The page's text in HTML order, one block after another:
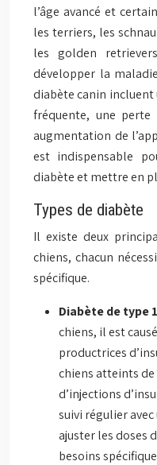
l’âge avancé et
les terriers, les
les golden
développer la
diabète canin incluent
fréquente, une
augmentation de
est indispensable
diabète et mettre en
Types de diabète
Il existe deux
chiens, chacun
spécifique.
Diabète de type
chiens, il est
productrices
chiens atteints
d’injections
suivi régulier
ajuster les doses
besoins